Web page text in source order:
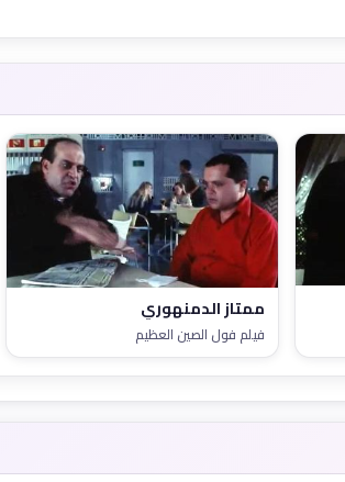
ممتاز الدمنهوري
فيلم فول الصين العظيم